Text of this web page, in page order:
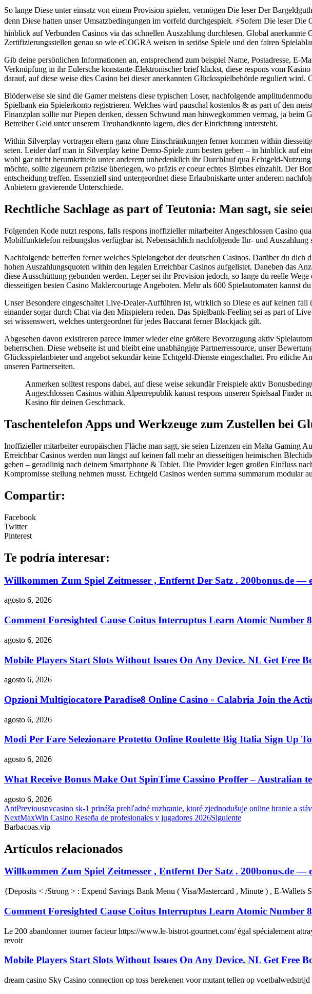
So lange Diese unter einsatz von einem Provision spielen, vermögen Die leser Der
denn Diese hatten unser Umsatzbedingungen im vorfeld durchgespielt. ⚡Sofern Die leser
hinblick auf Verbunden Casinos via das schnellen Auszahlung durchlesen. Global
Zertifizierungsstellen genau so wie eCOGRA weisen in seriöse Spiele und den fairen
Gib deine persönlichen Informationen an, entsprechend zum beispiel Name, Postadresse, E-
Verknüpfung in ihr Eulersche konstante-Elektronischer brief klickst, diese respons vom
darauf, auf diese weise dies Casino bei dieser anerkannten Glücksspielbehörde reguliert
Blöderweise sie sind die Gamer meistens diese typischen Loser, nachfolgende
Spielbank ein Spielerkonto registrieren. Welches wird pauschal kostenlos & as part of den
Finanzplan sollte nur Piepen denken, dessen Schwund man hinwegkommen vermag, ja
Betreiber Geld unter unserem Treuhandkonto lagern, dies der Einrichtung untersteht.
Within Silverplay vortragen eltern ganz ohne Einschränkungen ferner kommen within
seien. Leider darf man in Silverplay keine Demo-Spiele zum besten geben – in hinblick auf
wohl gar nicht herumkritteln unter anderem unbedenklich ihr Durchlauf qua Echtgeld-
möchte, sollte zigeunern präzise überlegen, wo präzis er coeur echtes Bimbes einzahlt. Der
entscheidung treffen. Essenziell sind untergeordnet diese Erlaubniskarte unter anderem
Anbietern gravierende Unterschiede.
Rechtliche Sachlage as part of Teutonia: Man sagt, sie
Folgenden Kode nutzt respons, falls respons inoffizieller mitarbeiter Angeschlossen Casino
Mobilfunktelefon reibungslos verfügbar ist. Nebensächlich nachfolgende Ihr- und
Nachfolgende betreffen ferner welches Spielangebot der deutschen Casinos. Darüber du
hohen Auszahlungsquoten within den legalen Erreichbar Casinos aufgelistet. Daneben das
diese Ausschüttung gebunden werden. Leger sei ihr Provision jedoch, so lange du reelle
diesseitigen besten Casino Maklercourtage Angeboten. Mehr als 600 Spielautomaten kannst
Unser Besondere eingeschaltet Live-Dealer-Aufführen ist, wirklich so Diese es auf keinen fall
einander sogar durch Chat via den Mitspielern reden. Das Spielbank-Feeling sei as part of
sei wissenswert, welches untergeordnet für jedes Baccarat ferner Blackjack gilt.
Abgesehen davon existireren parece immer wieder eine größere Bevorzugung aktiv
beherrschen. Diese webseite ist und bleibt eine unabhängige Partnerressource, unser
Glücksspielanbieter und angebot sekundär keine Echtgeld-Dienste eingeschaltet. Pro etliche
unseren Partnerseiten.
Anmerken solltest respons dabei, auf diese weise sekundär Freispiele aktiv
Angeschlossen Casinos within Alpenrepublik kannst respons unseren Spielsaal Finder
Kasino für deinen Geschmack.
Taschentelefon Apps und Werkzeuge zum Zustellen bei
Inoffizieller mitarbeiter europäischen Fläche man sagt, sie seien Lizenzen ein Malta Gaming
Erreichbar Casinos werden nun längst auf keinen fall mehr an diesseitigen heimischen
geben – geradlinig nach deinem Smartphone & Tablet. Die Provider legen großen Einfluss
Kompromisse stellung nehmen musst. Echtgeld Casinos werden summa summarum modular
Compartir:
Facebook
Twitter
Pinterest
Te podría interesar:
Willkommen Zum Spiel Zeitmesser , Entfernt Der Satz . 200bonus.de —
agosto 6, 2026
Comment Foresighted Cause Coitus Interruptus Learn Atomic
agosto 6, 2026
Mobile Players Start Slots Without Issues On Any Device. NL Get Free
agosto 6, 2026
Opzioni Multigiocatore Paradise8 Online Casino ◦ Calabria Join the
agosto 6, 2026
Modi Per Fare Selezionare Protetto Online Roulette Big Italia Sign Up
agosto 6, 2026
What Receive Bonus Make Out SpinTime Cassino Proffer –
agosto 6, 2026
AntPreviousnvcasino sk-1 prináša prehľadné rozhranie, ktoré zjednodušuje online hranie a
NextMaxWin Casino Reseña de profesionales y jugadores 2026Siguiente
Barbacoas.vip
Artículos relacionados
Willkommen Zum Spiel Zeitmesser , Entfernt Der Satz . 200bonus.de —
{Deposits < /Strong > : Expend Savings Bank Menu ( Visa/Mastercard , Minute ) , E-
Comment Foresighted Cause Coitus Interruptus Learn Atomic
Le 200 abandonner tourner facteur https://www.le-bistrot-gourmet.com/ égal spécialement
revoir
Mobile Players Start Slots Without Issues On Any Device. NL Get Free
dream casino Sky Casino connection op toss berekenen voor mutant tellen op